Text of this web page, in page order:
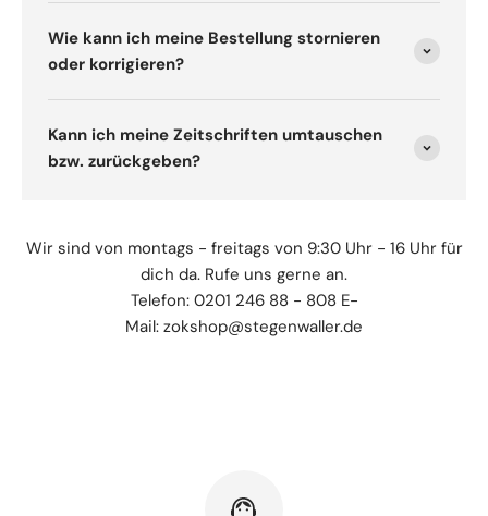
Wie kann ich meine Bestellung stornieren
oder korrigieren?
Kann ich meine Zeitschriften umtauschen
bzw. zurückgeben?
Wir sind von montags - freitags von 9:30 Uhr - 16 Uhr für
dich da. Rufe uns gerne an.
Telefon: 0201 246 88 - 808 E-
Mail: zokshop@stegenwaller.de